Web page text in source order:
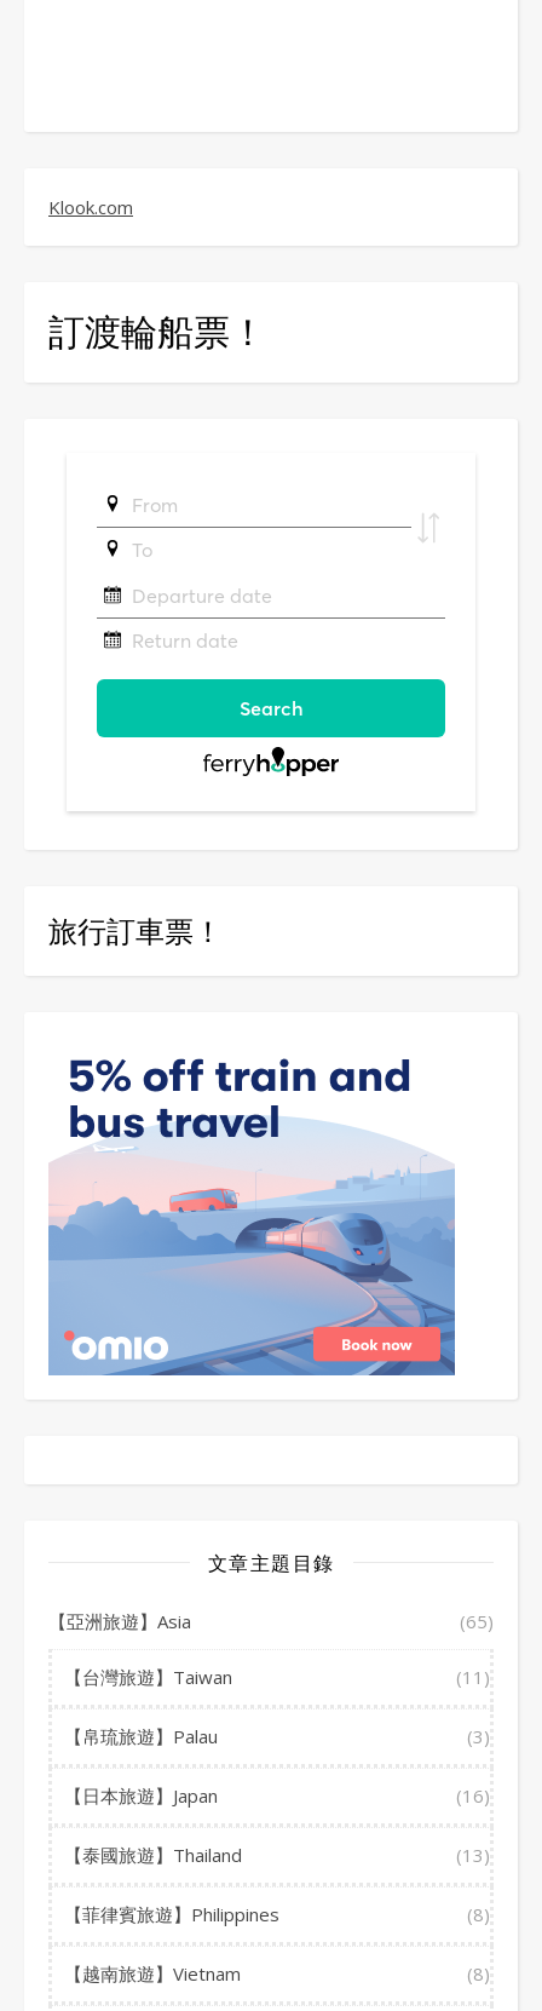
Klook.com
訂渡輪船票！
旅行訂車票！
文章主題目錄
【亞洲旅遊】Asia (65)
【台灣旅遊】Taiwan (11)
【帛琉旅遊】Palau (3)
【日本旅遊】Japan (16)
【泰國旅遊】Thailand (13)
【菲律賓旅遊】Philippines (8)
【越南旅遊】Vietnam (8)